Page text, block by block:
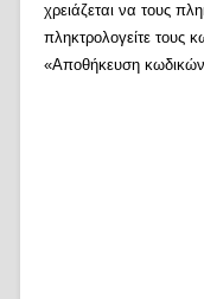
χρειάζεται να τους
πληκτρολογείτε τους
«Αποθήκευση